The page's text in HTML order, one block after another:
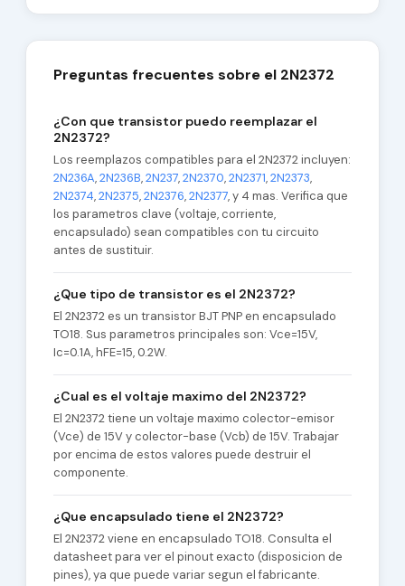
Preguntas frecuentes sobre el 2N2372
¿Con que transistor puedo reemplazar el
2N2372?
Los reemplazos compatibles para el 2N2372 incluyen:
2N236A,2N236B,2N237,2N2370,2N2371,2N2373,
2N2374,2N2375,2N2376,2N2377, y 4 mas. Verifica que
los parametros clave (voltaje, corriente,
encapsulado) sean compatibles con tu circuito
antes de sustituir.
¿Que tipo de transistor es el 2N2372?
El 2N2372 es un transistor BJT PNP en encapsulado
TO18. Sus parametros principales son: Vce=15V,
Ic=0.1A, hFE=15, 0.2W.
¿Cual es el voltaje maximo del 2N2372?
El 2N2372 tiene un voltaje maximo colector-emisor
(Vce) de 15V y colector-base (Vcb) de 15V. Trabajar
por encima de estos valores puede destruir el
componente.
¿Que encapsulado tiene el 2N2372?
El 2N2372 viene en encapsulado TO18. Consulta el
datasheet para ver el pinout exacto (disposicion de
pines), ya que puede variar segun el fabricante.